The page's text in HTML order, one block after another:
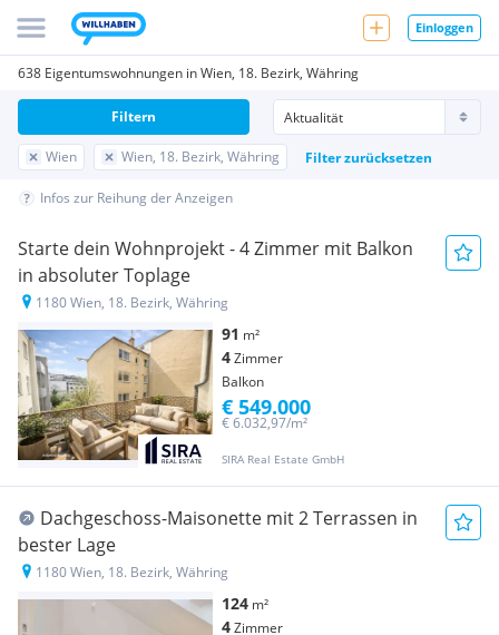
Einloggen
638 Eigentumswohnungen in Wien, 18. Bezirk, Währing
Wien Wien, 18. Bezirk, Währing Filter zurücksetzen
Filtern
Infos zur Reihung der Anzeigen
Starte dein Wohnprojekt - 4 Zimmer mit Balkon
in absoluter Toplage
1180 Wien, 18. Bezirk, Währing
91 m²
4Zimmer
Balkon
SIRA Real Estate GmbH
€ 6.032,97/m²
€ 549.000
Dachgeschoss-Maisonette mit 2 Terrassen in
bester Lage
1180 Wien, 18. Bezirk, Währing
124 m²
4Zimmer